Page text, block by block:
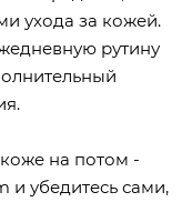
ухода за кожей.
рутину
на потом -
и убедитесь сами,